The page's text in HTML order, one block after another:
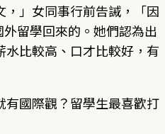
，」女同事行前告誡，「因
留學回來的。她們認為出
比較高、口才比較好，有
國際觀？留學生最喜歡打